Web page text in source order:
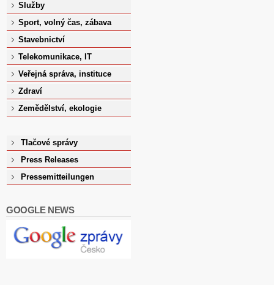
Služby
Sport, volný čas, zábava
Stavebnictví
Telekomunikace, IT
Veřejná správa, instituce
Zdraví
Zemědělství, ekologie
Tlačové správy
Press Releases
Pressemitteilungen
GOOGLE NEWS